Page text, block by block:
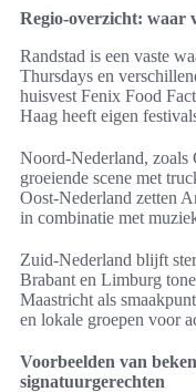
Regio-overzicht: waar
Randstad is een vaste
Thursdays en
huisvest Fenix Food
Haag heeft eigen
Noord-Nederland, zoals
groeiende scene met
Oost-Nederland zetten
in combinatie met
Zuid-Nederland blijft
Brabant en Limburg
Maastricht als
en lokale groepen voor
Voorbeelden van
signatuurgerechten